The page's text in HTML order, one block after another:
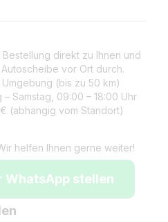
direkt zu Ihnen und
vor Ort durch.
(bis zu 50 km)
– Samstag, 09:00 – 18:00 Uhr
(abhängig vom Standort)
helfen Ihnen gerne weiter!
WhatsApp stellen